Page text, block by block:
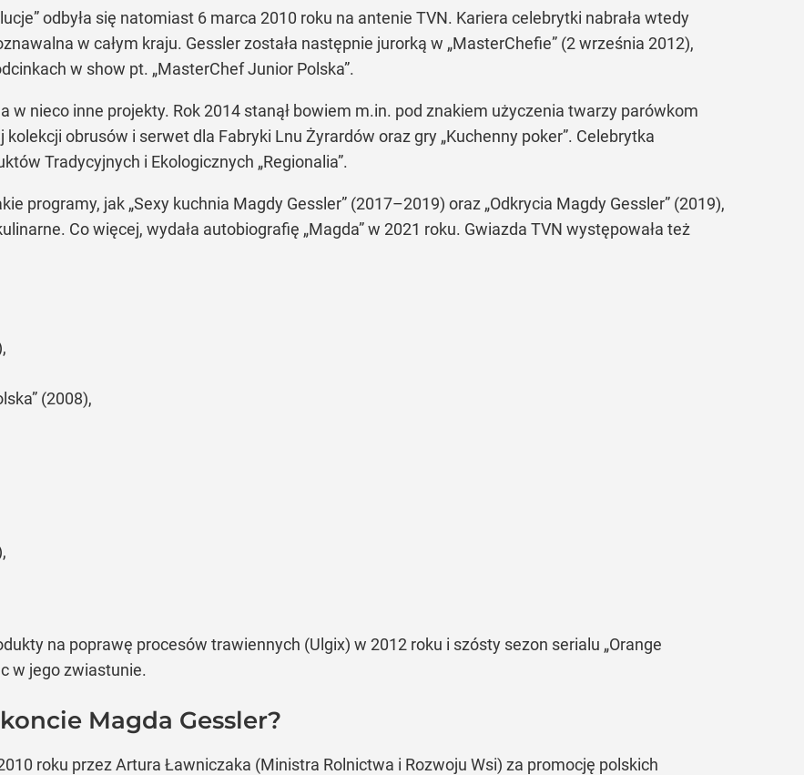
odbyła się natomiast 6 marca 2010 roku na antenie TVN. Kariera celebrytki nabrała wtedy
w całym kraju. Gessler została następnie jurorką w „MasterChefie” (2 września 2012),
w show pt. „MasterChef Junior Polska”.
w nieco inne projekty. Rok 2014 stanął bowiem m.in. pod znakiem użyczenia twarzy parówkom
kolekcji obrusów i serwet dla Fabryki Lnu Żyrardów oraz gry „Kuchenny poker”. Celebrytka
Tradycyjnych i Ekologicznych „Regionalia”.
programy, jak „Sexy kuchnia Magdy Gessler” (2017–2019) oraz „Odkrycia Magdy Gessler” (2019),
Co więcej, wydała autobiografię „Magda” w 2021 roku. Gwiazda TVN występowała też
(2008),
na poprawę procesów trawiennych (Ulgix) w 2012 roku i szósty sezon serialu „Orange
w jego zwiastunie.
Magda Gessler?
roku przez Artura Ławniczaka (Ministra Rolnictwa i Rozwoju Wsi) za promocję polskich